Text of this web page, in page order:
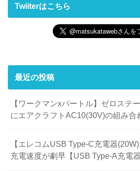
Twiiterはこちら
最近の投稿
【ワークマンxバートル】ゼロステ
にエアクラフトAC10(30V)の組み合
【エレコムUSB Type-C充電器
充電速度が劇早【USB Type-A充電